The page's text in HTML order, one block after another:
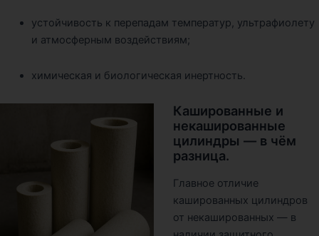
устойчивость к перепадам температур, ультрафиолету
и атмосферным воздействиям;
химическая и биологическая инертность.
Кашированные и
некашированные
цилиндры — в чём
разница.
Главное отличие
кашированных цилиндров
от некашированных — в